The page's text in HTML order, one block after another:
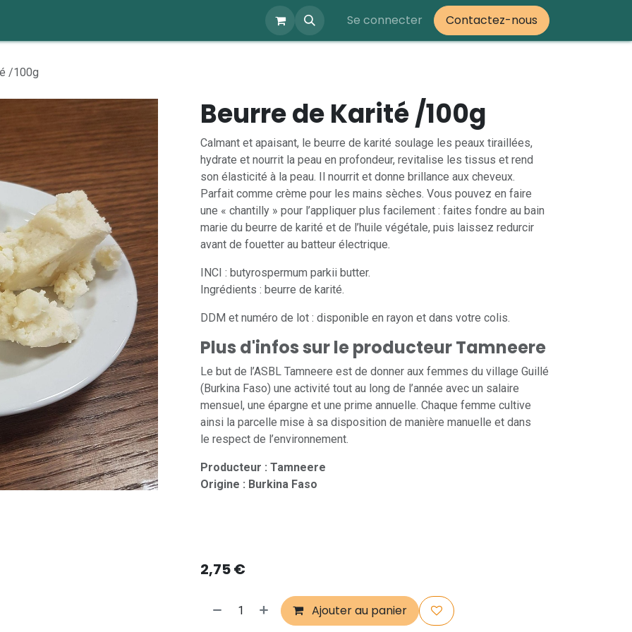
Se connecter Contactez-nous
/100g
Beurre de Karité /100g
Calmant et apaisant, le beurre de karité soulage les peaux tiraillées,
hydrate et nourrit la peau en profondeur, revitalise les tissus et rend
son élasticité à la peau. Il nourrit et donne brillance aux cheveux.
Parfait comme crème pour les mains sèches. Vous pouvez en faire
une « chantilly » pour l’appliquer plus facilement : faites fondre au bain
marie du beurre de karité et de l’huile végétale, puis laissez redurcir
avant de fouetter au batteur électrique.
INCI : butyrospermum parkii butter.
Ingrédients : beurre de karité.
DDM et numéro de lot : disponible en rayon et dans votre colis.
Plus d'infos sur le producteur Tamneere
Le but de l’ASBL Tamneere est de donner aux femmes du village Guillé
(Burkina Faso) une activité tout au long de l’année avec un salaire
mensuel, une épargne et une prime annuelle. Chaque femme cultive
ainsi la parcelle mise à sa disposition de manière manuelle et dans
le respect de l’environnement.
Producteur : Tamneere
Origine : Burkina Faso
2,75€
Ajouter au panier